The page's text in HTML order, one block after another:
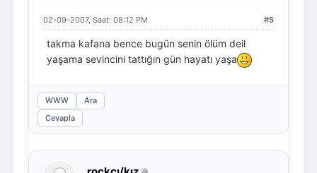
#5
02-09-2007, Saat: 08:12 PM
takma kafana bence bugün senin ölüm deil
yaşama sevincini tattığın gün hayatı yaşa
WWW
Ara
Cevapla